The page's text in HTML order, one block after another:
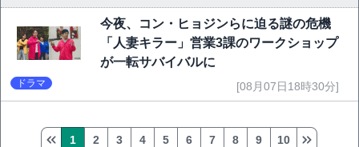
今夜、コン・ヒョジンらに迫る謎の危機
「人妻キラー」営業3課のワークショップ
が一転サバイバルに
ドラマ [08月07日18時30分]
1 2 3 4 5 6 7 8 9 10